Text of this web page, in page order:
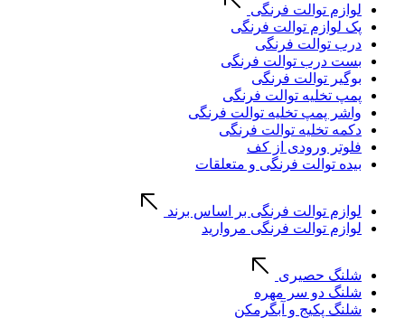
لوازم توالت فرنگی
پک لوازم توالت فرنگی
درب توالت فرنگی
بست درب توالت فرنگی
بوگیر توالت فرنگی
پمپ تخلیه توالت فرنگی
واشر پمپ تخلیه توالت فرنگی
دکمه تخلیه توالت فرنگی
فلوتر ورودی از کف
بیده توالت فرنگی و متعلقات
لوازم توالت فرنگی بر اساس برند
لوازم توالت فرنگی مروارید
شلنگ حصیری
شلنگ دو سر مهره
شلنگ پکیج و آبگرمکن